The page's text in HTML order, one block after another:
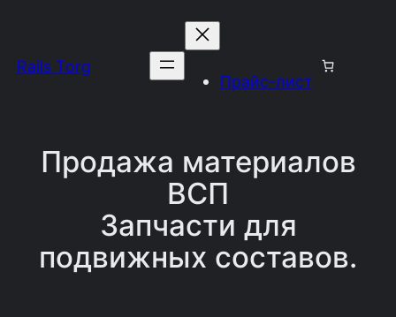
содержимому
Rails Torg
Прайс-лист
Продажа материалов
ВСП
Запчасти для
подвижных составов.